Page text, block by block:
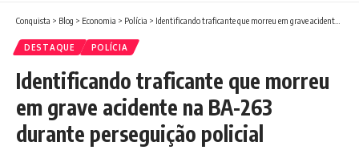
Conquista > Blog > Economia > Polícia > Identificando traficante que morreu em grave acidente na BA-263 durante perseguição policial
DESTAQUE POLÍCIA
Identificando traficante que morreu
em grave acidente na BA-263
durante perseguição policial